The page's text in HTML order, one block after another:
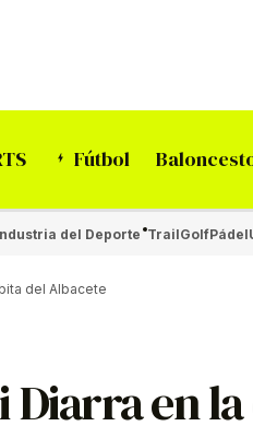
Fútbol
del Deporte TrailGolfPádel
del Albacete
Diarra en